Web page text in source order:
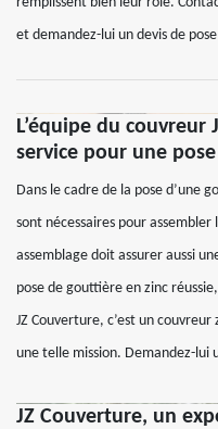
et demandez-lui un devis de
L’équipe du couvreur
service pour une
Dans le cadre de la pose d’une
sont nécessaires pour
assemblage doit assurer aussi
pose de gouttière en zinc
JZ Couverture, c’est un
une telle mission. Demandez-lui
JZ Couverture, un